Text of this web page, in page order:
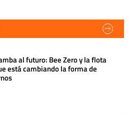
al futuro: Bee Zero y la flota
está cambiando la forma de